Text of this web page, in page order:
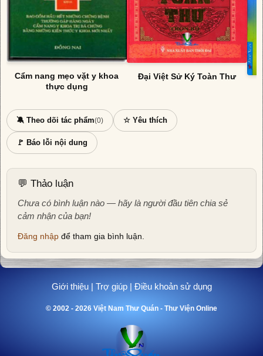
Cẩm nang mẹo vặt y khoa
thực dụng
Đại Việt Sử Ký Toàn Thư
🔕 Theo dõi tác phẩm(0) ☆ Yêu thích
🚩 Báo lỗi nội dung
💬 Thảo luận
Chưa có bình luận nào — hãy là người đầu tiên chia sẻ
cảm nhận của bạn!
Đăng nhập để tham gia bình luận.
Giới thiệu| Trợ giúp| Điều khoản sử dụng
© 2002 - 2026 Việt Nam Thư Quán - Thư Viện Online